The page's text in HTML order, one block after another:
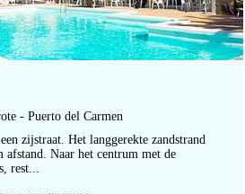
- Puerto del Carmen
zijstraat. Het langgerekte zandstrand
Naar het centrum met de
rest...